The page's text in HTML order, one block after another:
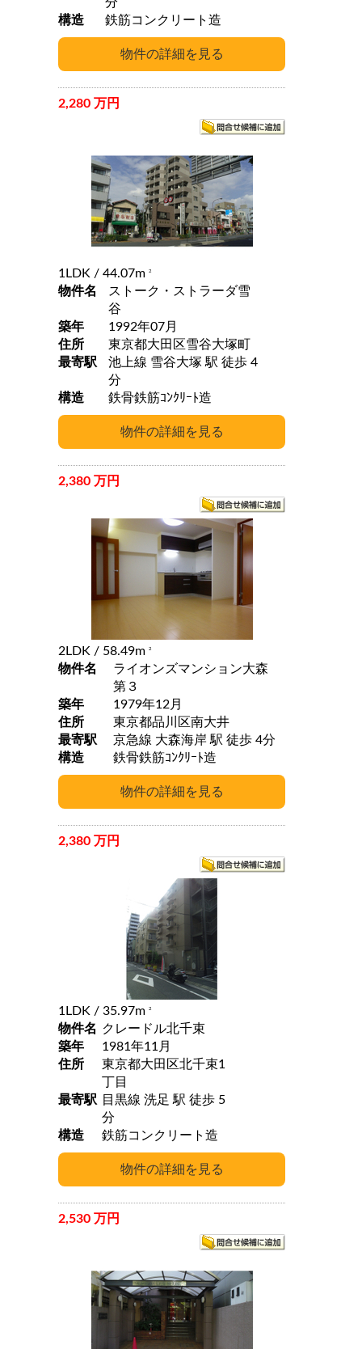
分
構造
鉄筋コンクリート造
2,280 万円
1LDK / 44.07m 2
物件名
ストーク・ストラーダ雪
谷
築年
1992年07月
住所
東京都大田区雪谷大塚町
最寄駅
池上線 雪谷大塚 駅 徒歩 4
分
構造
鉄骨鉄筋ｺﾝｸﾘｰﾄ造
2,380 万円
2LDK / 58.49m 2
物件名
ライオンズマンション大森
第３
築年
1979年12月
住所
東京都品川区南大井
最寄駅
京急線 大森海岸 駅 徒歩 4分
構造
鉄骨鉄筋ｺﾝｸﾘｰﾄ造
2,380 万円
1LDK / 35.97m 2
物件名
クレードル北千束
築年
1981年11月
住所
東京都大田区北千束1
丁目
最寄駅 目黒線 洗足 駅 徒歩 5
分
構造
鉄筋コンクリート造
2,530 万円